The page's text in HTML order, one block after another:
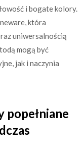
i bogate kolory.
która
uniwersalnością
mogą być
jak i naczynia
popełniane